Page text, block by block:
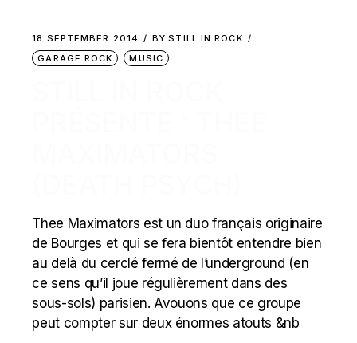
18 SEPTEMBER 2014 BY STILL IN ROCK
GARAGE ROCK
MUSIC
Thee Maximators est un duo français originaire
de Bourges et qui se fera bientôt entendre bien
au delà du cerclé fermé de l’underground (en
ce sens qu’il joue régulièrement dans des
sous-sols) parisien. Avouons que ce groupe
peut compter sur deux énormes atouts &nb